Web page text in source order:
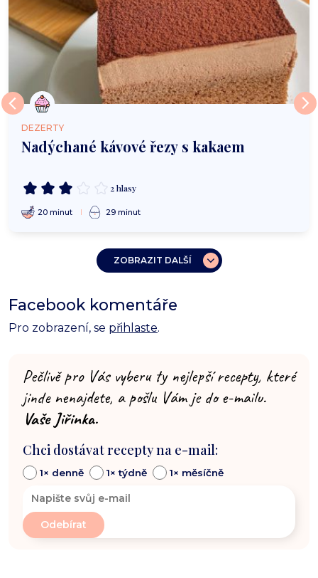
DEZERTY
Nadýchané kávové řezy s kakaem
2 hlasy
20 minut 29 minut
ZOBRAZIT DALŠÍ
Facebook komentáře
Pro zobrazení, se přihlaste.
Pečlivě pro Vás vyberu ty nejlepší recepty, které
jinde nenajdete, a pošlu Vám je do e-mailu.
Vaše Jiřinka.
Chci dostávat recepty na e-mail:
1× denně 1× týdně 1× měsíčně